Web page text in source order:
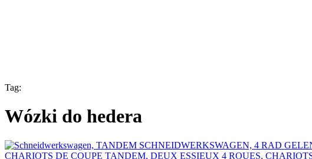
Tag:
Wózki do hedera